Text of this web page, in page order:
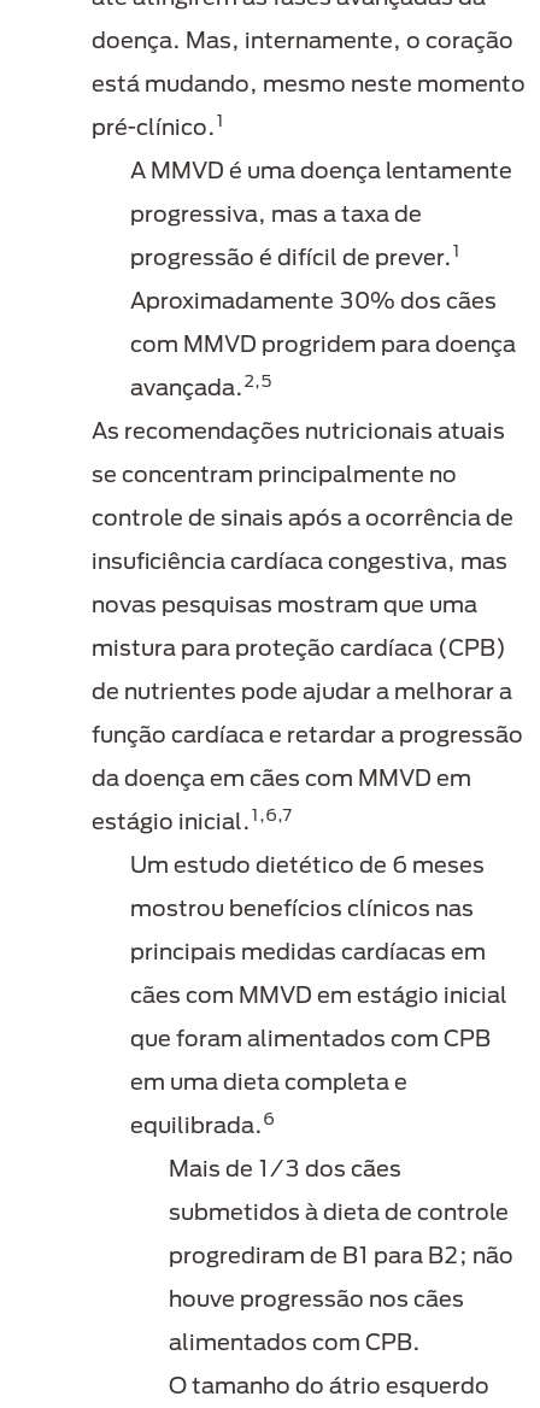
doença. Mas, internamente, o coração
está mudando, mesmo neste momento
pré-clínico.1
A MMVD é uma doença lentamente
progressiva, mas a taxa de
progressão é difícil de prever.1
Aproximadamente 30% dos cães
com MMVD progridem para doença
avançada.2,5
As recomendações nutricionais atuais
se concentram principalmente no
controle de sinais após a ocorrência de
insuficiência cardíaca congestiva, mas
novas pesquisas mostram que uma
mistura para proteção cardíaca (CPB)
de nutrientes pode ajudar a melhorar a
função cardíaca e retardar a progressão
da doença em cães com MMVD em
estágio inicial.1,6,7
Um estudo dietético de 6 meses
mostrou benefícios clínicos nas
principais medidas cardíacas em
cães com MMVD em estágio inicial
que foram alimentados com CPB
em uma dieta completa e
equilibrada.6
Mais de 1/3 dos cães
submetidos à dieta de controle
progrediram de B1 para B2; não
houve progressão nos cães
alimentados com CPB.
O tamanho do átrio esquerdo